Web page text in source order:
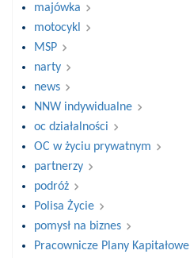
majówka
motocykl
MSP
narty
news
NNW indywidualne
oc działalności
OC w życiu prywatnym
partnerzy
podróż
Polisa Życie
pomysł na biznes
Pracownicze Plany Kapitałowe